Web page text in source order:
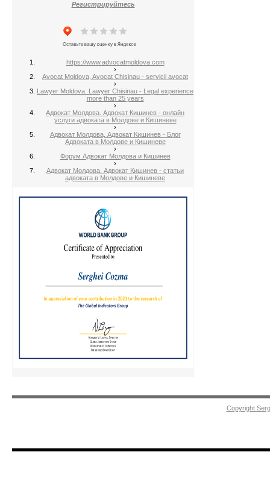
Регистрируйтесь
https://www.advocatmoldova.com
›
Avocat Moldova, Avocat Chisinau - servicii avocat
›
Lawyer Moldova. Lawyer Chisinau - Legal experience
more than 25 years
›
Адвокат Молдова. Адвокат Кишинев - онлайн
услуги адвоката в Молдове и Кишиневе
›
Адвокат Молдова, Адвокат Кишинев - Блог
Адвоката в Молдове и Кишиневе
›
Форум Адвокат Молдова и Кишинев
›
Адвокат Молдова. Адвокат Кишинев - статьи
адвоката в Молдове и Кишиневе
Copyright